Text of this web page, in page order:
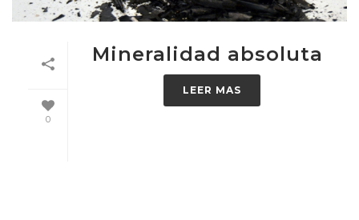
0
Mineralidad absoluta
LEER MAS